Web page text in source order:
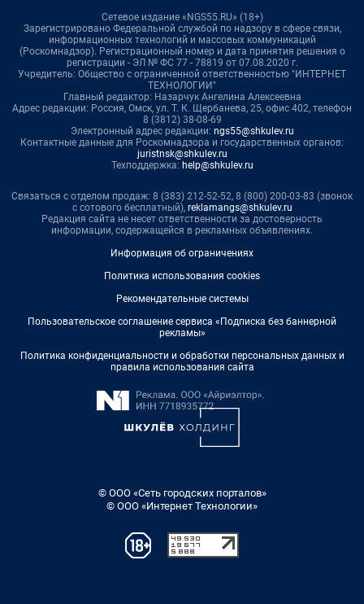
Сетевое издание «NGS55.RU» (18+)
Зарегистрировано Федеральной службой по надзору в сфере связи,
информационных технологий и массовых коммуникаций
(Роскомнадзор). Регистрационный номер и дата принятия решения о
регистрации - ЭЛ № ФС 77 - 78819 от 07.08.2020 г.
Учредитель: Общество с ограниченной ответственностью "ИНТЕРНЕТ
ТЕХНОЛОГИИ"
Главный редактор: Назарчук Ангелина Алексеевна
Адрес редакции: Россия, Омск, ул. Т. К. Щербанева, 25, офис 402, телефон
8 (3812) 38-08-69
Электронный адрес редакции: ngs55@shkulev.ru
Контактные данные для Роскомнадзора и государственных органов:
juristnsk@shkulev.ru
Техподдержка: help@shkulev.ru
Связаться с отделом продаж: 8 (383) 212-52-52, 8 (800) 200-03-83 (звонок
с сотового бесплатный), reklamangs@shkulev.ru
Редакция сайта не несет ответственности за достоверность
информации, содержащейся в рекламных объявлениях.
Информация об ограничениях
Политика использования cookies
Рекомендательные системы
Пользовательское соглашение сервиса «Подписка без баннерной
рекламы»
Политика конфиденциальности и обработки персональных данных и
правила использования сайта
© ООО «Сеть городских порталов»
© ООО «Интернет Технологии»